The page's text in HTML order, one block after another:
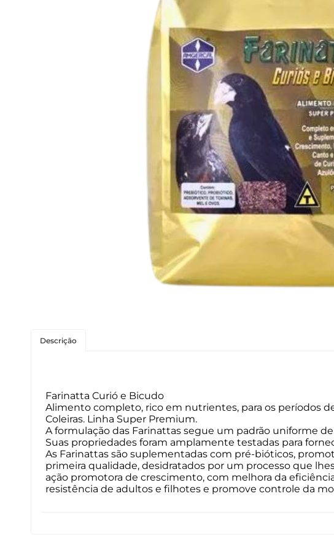
Capas
Equipamentos
Gaiolas
Medicamentos
Porta Vitaminas
Poleiros
Arame inox
Pragas Domésticas
Descrição
Farinatta Curió e Bicudo
Alimento completo, rico em nutrientes, para os períodos
Coleiras. Linha Super Premium.
A formulação das Farinattas segue um padrão uniforme
Suas propriedades foram amplamente testadas para
As Farinattas são suplementadas com pré-bióticos,
primeira qualidade, desidratados por um processo que
ação promotora de crescimento, com melhora da
resistência de adultos e filhotes e promove controle da